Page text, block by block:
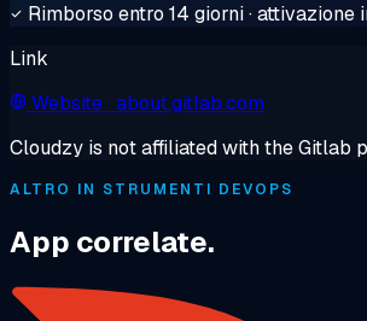
Rimborso entro 14 giorni · attivazione
Link
Website· about.gitlab.com
Cloudzy is not affiliated with the Gitlab
ALTRO IN STRUMENTI DEVOPS
App correlate.